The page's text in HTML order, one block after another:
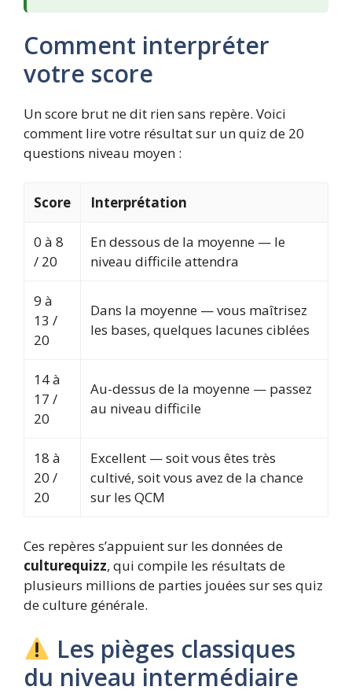
Comment interpréter
votre score
Un score brut ne dit rien sans repère. Voici
comment lire votre résultat sur un quiz de 20
questions niveau moyen :
Score Interprétation
0 à 8
/ 20
En dessous de la moyenne — le
niveau difficile attendra
9 à
13 /
20
Dans la moyenne — vous maîtrisez
les bases, quelques lacunes ciblées
14 à
17 /
20
Au-dessus de la moyenne — passez
au niveau difficile
18 à
20 /
20
Excellent — soit vous êtes très
cultivé, soit vous avez de la chance
sur les QCM
Ces repères s’appuient sur les données de
culturequizz, qui compile les résultats de
plusieurs millions de parties jouées sur ses quiz
de culture générale.
Les pièges classiques
du niveau intermédiaire